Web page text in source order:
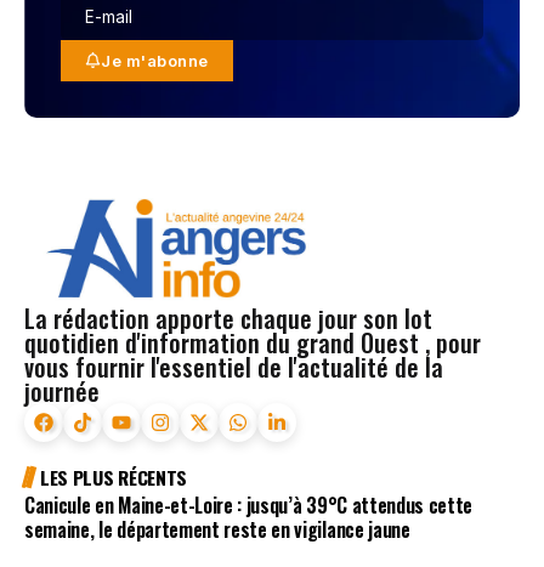
Je m'abonne
La rédaction apporte chaque jour son lot
quotidien d'information du grand Ouest , pour
vous fournir l'essentiel de l'actualité de la
journée
LES PLUS RÉCENTS
Canicule en Maine-et-Loire : jusqu’à 39°C attendus cette
semaine, le département reste en vigilance jaune